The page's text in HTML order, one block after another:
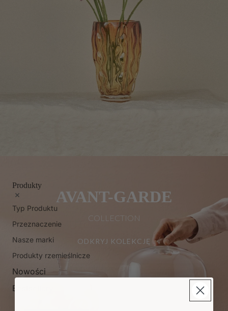
Produkty
Typ Produktu
Przeznaczenie
Nasze marki
Produkty rzemieślnicze
Nowości
Bestsellery
AVANT-GARDE
COLLECTION
ODKRYJ KOLEKCJĘ